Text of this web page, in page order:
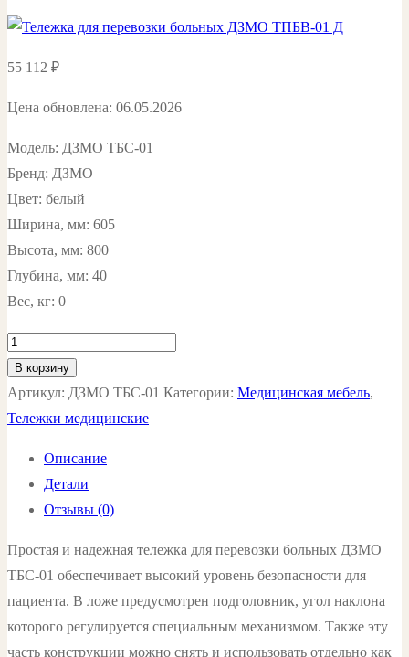
55 112 ₽
Цена обновлена: 06.05.2026
Модель: ДЗМО ТБС-01
Бренд: ДЗМО
Цвет: белый
Ширина, мм: 605
Высота, мм: 800
Глубина, мм: 40
Вес, кг: 0
Количество
товара
Тележка
для
больных
ДЗМО
ТБС-01
цвет:
белый
В корзину
Артикул: ДЗМО ТБС-01 Категории: Медицинская мебель,
Тележки медицинские
Описание
Детали
Отзывы (0)
Простая и надежная тележка для перевозки больных ДЗМО
ТБС-01 обеспечивает высокий уровень безопасности для
пациента. В ложе предусмотрен подголовник, угол наклона
которого регулируется специальным механизмом. Также эту
часть конструкции можно снять и использовать отдельно как